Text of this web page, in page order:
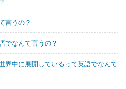
言うの？
でなんて言うの？
界中に展開しているって英語でなんて